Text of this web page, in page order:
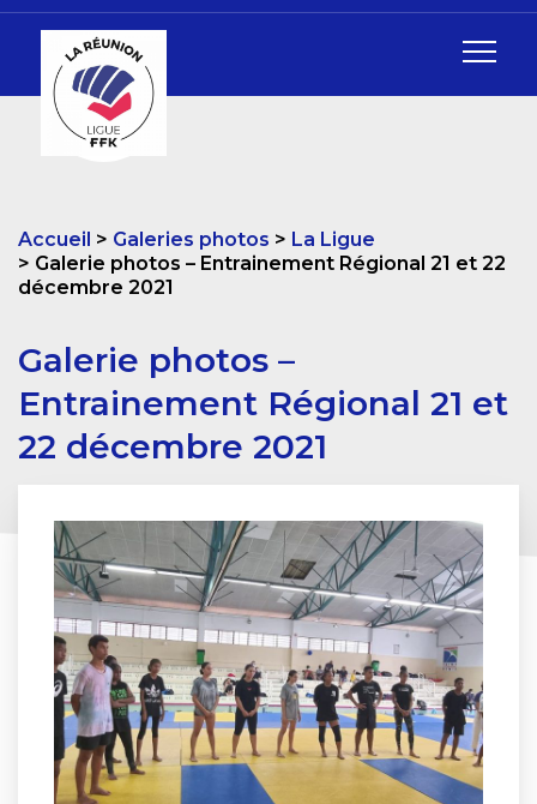
Accueil Galeries photos
La Ligue
Galerie photos – Entrainement Régional 21 et 22
décembre 2021
Galerie photos –
Entrainement Régional 21 et
22 décembre 2021